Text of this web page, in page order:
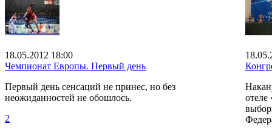
18.05.2012 18:00
Чемпионат Европы. Первый день
Первый день сенсаций не принес, но без
неожиданностей не обошлось.
2
отеле